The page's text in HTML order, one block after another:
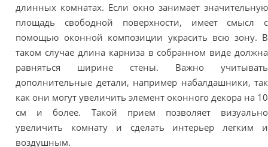
длинных комнатах. Если окно занимает значительную
площадь свободной поверхности, имеет смысл с
помощью оконной композиции украсить всю зону. В
таком случае длина карниза в собранном виде должна
равняться ширине стены. Важно учитывать
дополнительные детали, например набалдашники, так
как они могут увеличить элемент оконного декора на 10
см и более. Такой прием позволяет визуально
увеличить комнату и сделать интерьер легким и
воздушным.